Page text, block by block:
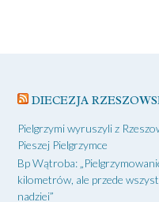
DIECEZJA
Pielgrzymi wyruszyli z
Pieszej Pielgrzymce
Bp Wątroba:
kilometrów, ale przede
nadziei”